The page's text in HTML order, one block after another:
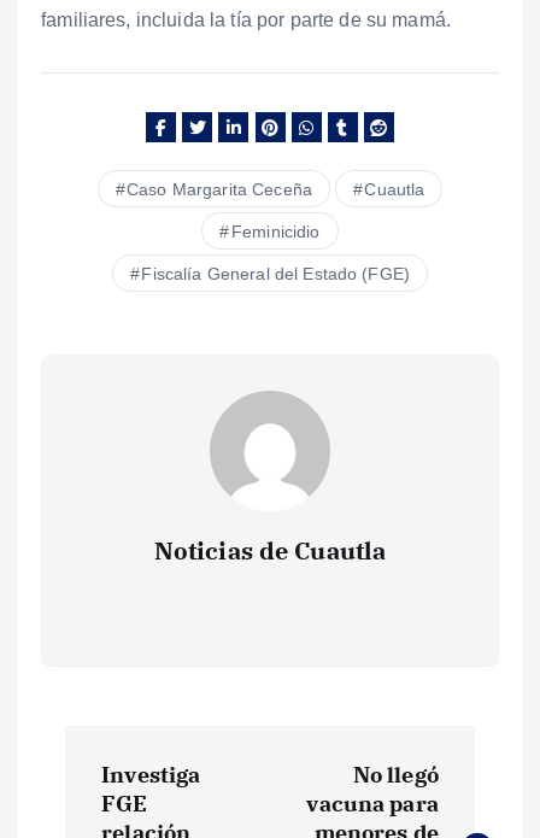
familiares, incluida la tía por parte de su mamá.
Caso Margarita Ceceña Cuautla
Feminicidio
Fiscalía General del Estado (FGE)
Noticias de Cuautla
Investiga
FGE
No llegó
vacuna para